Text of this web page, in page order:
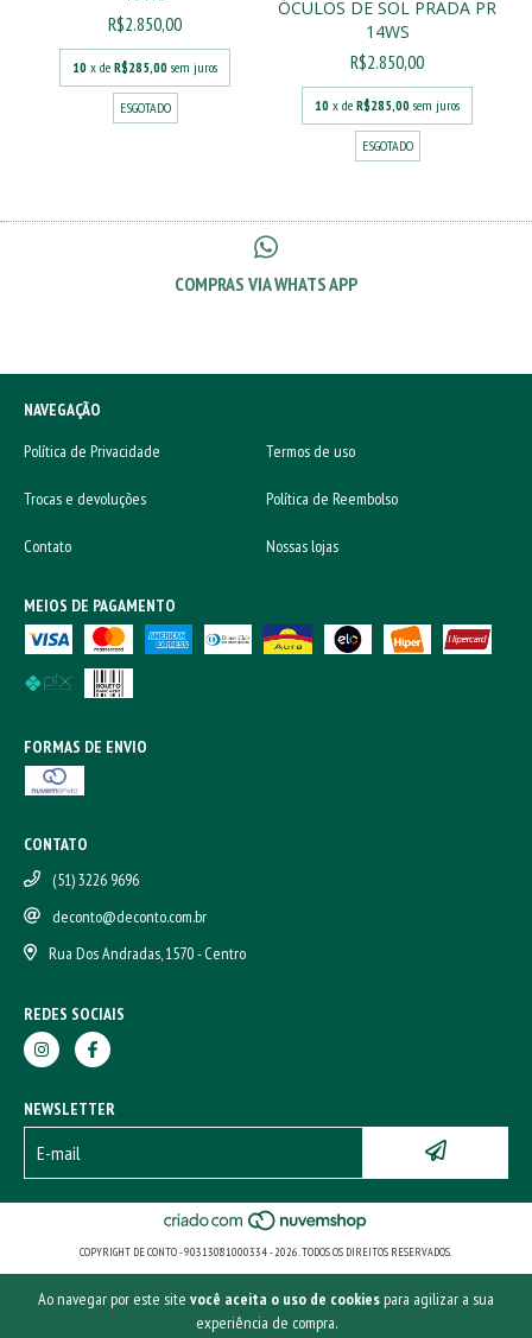
Ao navegar por este site você aceita o uso de cookiespara agilizar a sua
experiência de compra.
R$2.850,00
10 x de R$285,00 sem juros
ESGOTADO
ÓCULOS DE SOL PRADA PR
14WS
R$2.850,00
10 x de R$285,00 sem juros
ESGOTADO
COMPRAS VIA WHATS APP
NAVEGAÇÃO
Política de Privacidade
Termos de uso
Trocas e devoluções Política de Reembolso
Contato Nossas lojas
MEIOS DE PAGAMENTO
FORMAS DE ENVIO
CONTATO
(51) 3226 9696
deconto@deconto.com.br
Rua Dos Andradas, 1570 - Centro
REDES SOCIAIS
NEWSLETTER
COPYRIGHT DE CONTO - 90313081000334 - 2026. TODOS OS DIREITOS RESERVADOS.